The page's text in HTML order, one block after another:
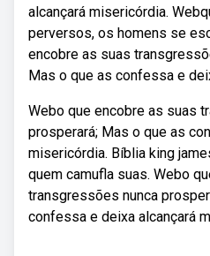
alcançará misericórdia.
perversos, os homens se
encobre as suas
Mas o que as confessa e
Webo que encobre as suas
prosperará; Mas o que as
misericórdia. Bíblia king
quem camufla suas. Webo
transgressões nunca
confessa e deixa alcançará